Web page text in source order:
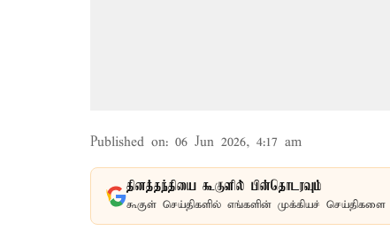
Published on: 06 Jun 2026, 4:17 am
தினத்தந்தியை கூகுளில் பின்தொடரவும்
கூகுள் செய்திகளில் எங்களின் முக்கியச்